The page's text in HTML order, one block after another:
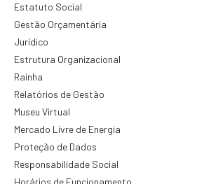
Estatuto Social
Gestão Orçamentária
Jurídico
Estrutura Organizacional
Rainha
Relatórios de Gestão
Museu Virtual
Mercado Livre de Energia
Proteção de Dados
Responsabilidade Social
Horários de Funcionamento